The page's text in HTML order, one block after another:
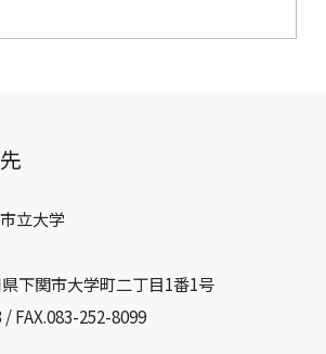
立大学
下関市大学町二丁目1番1号
FAX.083-252-8099